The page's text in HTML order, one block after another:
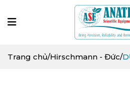
Trang chủ/Hirschmann - Đức/